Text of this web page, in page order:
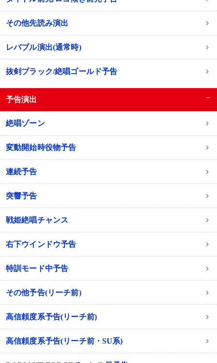
その他先読み演出
レバブル演出(通常時)
抜剣ブラック/絶唱ゴールド予告
予告演出 −
絶唱ゾーン
変動開始時役物予告
連続予告
突響予告
戦姫絶唱チャンス
右下ウインドウ予告
特訓モード中予告
その他予告(リーチ前)
高信頼度系予告(リーチ前)
高信頼度系予告(リーチ前・SU系)